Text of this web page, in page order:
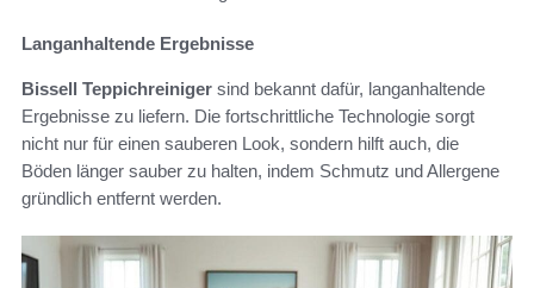
Langanhaltende Ergebnisse
Bissell Teppichreiniger sind bekannt dafür, langanhaltende
Ergebnisse zu liefern. Die fortschrittliche Technologie sorgt
nicht nur für einen sauberen Look, sondern hilft auch, die
Böden länger sauber zu halten, indem Schmutz und Allergene
gründlich entfernt werden.